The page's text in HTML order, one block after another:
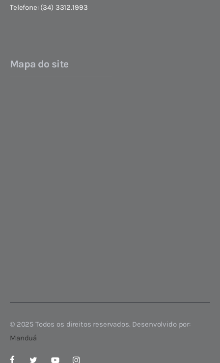
Telefone: (34) 3312.1993
Mapa do site
© 2025 Todos os direitos reservados. Desenvolvido por:
Manduá